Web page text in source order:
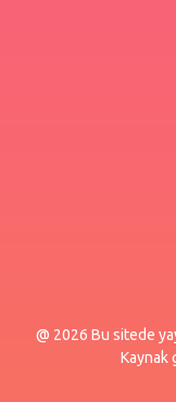
@ 2026 Bu sitede
Kaynak